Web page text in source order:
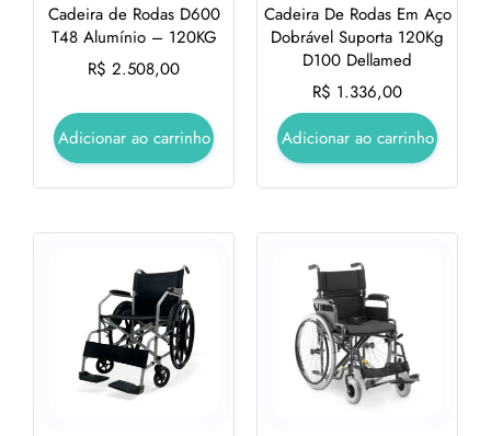
Cadeira de Rodas D600
T48 Alumínio – 120KG
R$ 2.508,00
Adicionar ao carrinho
Cadeira De Rodas Em Aço
Dobrável Suporta 120Kg
D100 Dellamed
R$ 1.336,00
Adicionar ao carrinho